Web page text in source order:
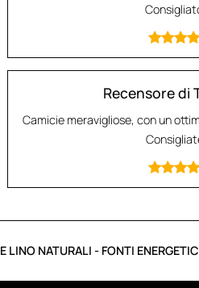
Recensore di
Camicie meravigliose, con un
LINO NATURALI - FONTI